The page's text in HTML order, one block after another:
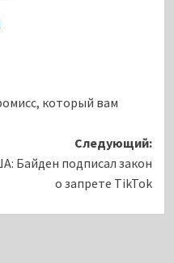
который вам
Следующий:
Байден подписал закон
о запрете TikTok